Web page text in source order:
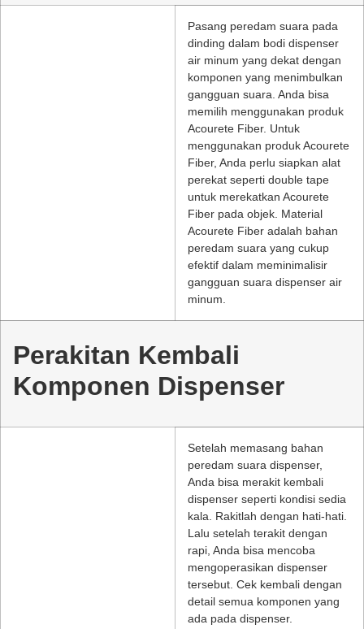
Pasang peredam suara pada
dinding dalam bodi dispenser
air minum yang dekat dengan
komponen yang menimbulkan
gangguan suara. Anda bisa
memilih menggunakan produk
Acourete Fiber. Untuk
menggunakan produk Acourete
Fiber, Anda perlu siapkan alat
perekat seperti double tape
untuk merekatkan Acourete
Fiber pada objek. Material
Acourete Fiber adalah bahan
peredam suara yang cukup
efektif dalam meminimalisir
gangguan suara dispenser air
minum.
Perakitan Kembali
Komponen Dispenser
Setelah memasang bahan
peredam suara dispenser,
Anda bisa merakit kembali
dispenser seperti kondisi sedia
kala. Rakitlah dengan hati-hati.
Lalu setelah terakit dengan
rapi, Anda bisa mencoba
mengoperasikan dispenser
tersebut. Cek kembali dengan
detail semua komponen yang
ada pada dispenser.